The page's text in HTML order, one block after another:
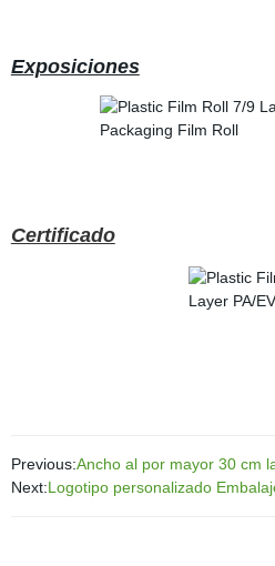
Exposiciones
Certificado
Previous:Ancho al por mayor 30 cm
Next:Logotipo personalizado